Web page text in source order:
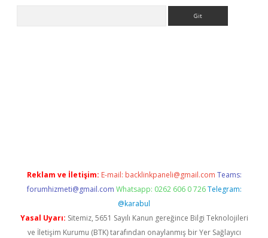
Reklam ve İletişim: E-mail: backlinkpaneli@gmail.com Teams:
forumhizmeti@gmail.com Whatsapp: 0262 606 0 726 Telegram:
@karabul
Yasal Uyarı: Sitemiz, 5651 Sayılı Kanun gereğince Bilgi Teknolojileri
ve İletişim Kurumu (BTK) tarafından onaylanmış bir Yer Sağlayıcı